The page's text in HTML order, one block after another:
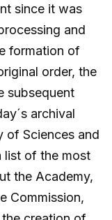
since it was
and
formation of
order, the
subsequent
archival
of Sciences and
list of the most
the Academy,
Commission,